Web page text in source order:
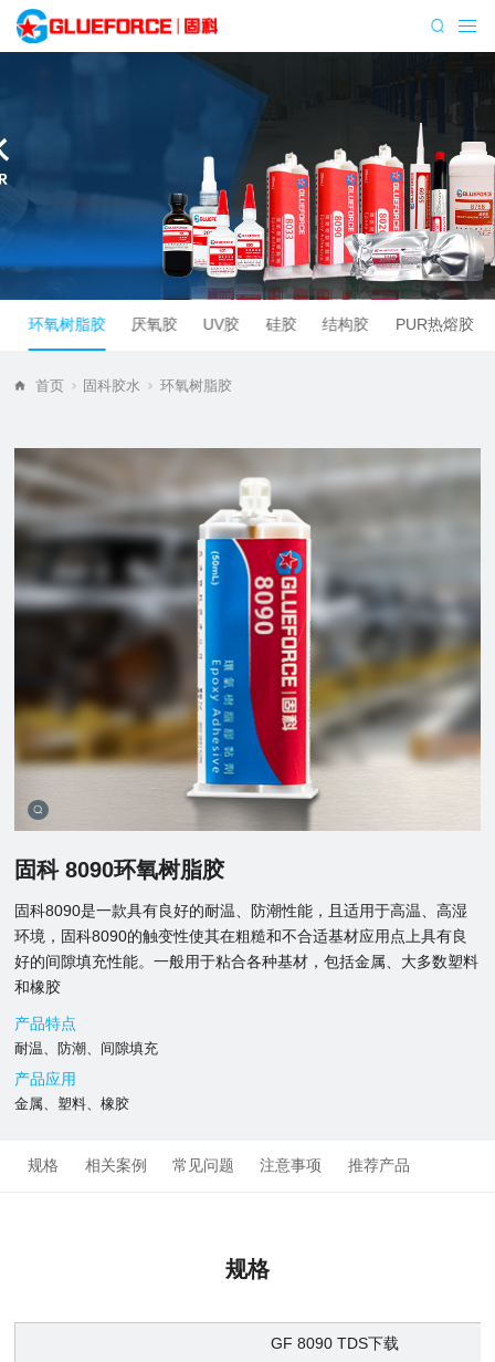
环氧树脂胶 厌氧胶 UV胶 硅胶 结构胶 PUR热熔胶
首页 固科胶水 环氧树脂胶
固科 8090环氧树脂胶
固科8090是一款具有良好的耐温、防潮性能，且适用于高温、高湿
环境，固科8090的触变性使其在粗糙和不合适基材应用点上具有良
好的间隙填充性能。一般用于粘合各种基材，包括金属、大多数塑料
和橡胶
产品特点
耐温、防潮、间隙填充
产品应用
金属、塑料、橡胶
规格 相关案例 常见问题 注意事项 推荐产品
规格
GF 8090 TDS下载